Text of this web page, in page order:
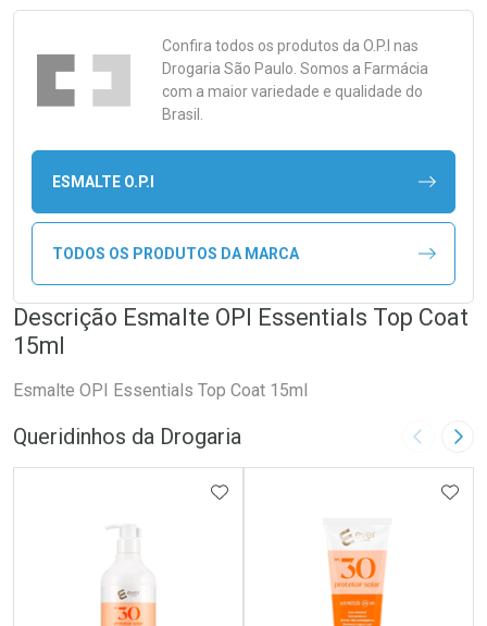
Confira todos os produtos da O.P.I nas
Drogaria São Paulo. Somos a Farmácia
com a maior variedade e qualidade do
Brasil.
ESMALTE O.P.I
TODOS OS PRODUTOS DA MARCA
Descrição Esmalte OPI Essentials Top Coat
15ml
Esmalte OPI Essentials Top Coat 15ml
Queridinhos da Drogaria Imagem
ADICIONAR AOS FAVORITOS